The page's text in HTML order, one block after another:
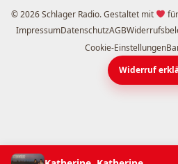
© 2026 Schlager Radio. Gestaltet mit
ImpressumDatenschutzAGB
Cookie-Einstellungen
Widerruf